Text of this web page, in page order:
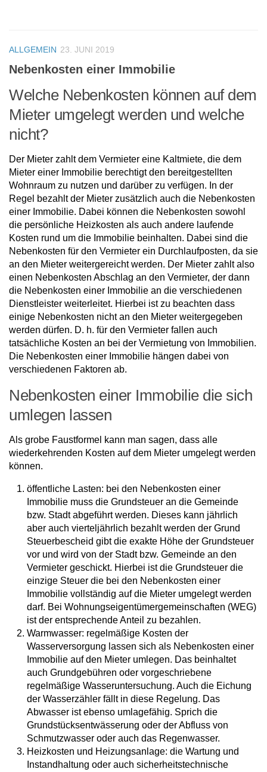
ALLGEMEIN 23. JUNI 2019
Nebenkosten einer Immobilie
Welche Nebenkosten können auf dem
Mieter umgelegt werden und welche
nicht?
Der Mieter zahlt dem Vermieter eine Kaltmiete, die dem
Mieter einer Immobilie berechtigt den bereitgestellten
Wohnraum zu nutzen und darüber zu verfügen. In der
Regel bezahlt der Mieter zusätzlich auch die Nebenkosten
einer Immobilie. Dabei können die Nebenkosten sowohl
die persönliche Heizkosten als auch andere laufende
Kosten rund um die Immobilie beinhalten. Dabei sind die
Nebenkosten für den Vermieter ein Durchlaufposten, da sie
an den Mieter weitergereicht werden. Der Mieter zahlt also
einen Nebenkosten Abschlag an den Vermieter, der dann
die Nebenkosten einer Immobilie an die verschiedenen
Dienstleister weiterleitet. Hierbei ist zu beachten dass
einige Nebenkosten nicht an den Mieter weitergegeben
werden dürfen. D. h. für den Vermieter fallen auch
tatsächliche Kosten an bei der Vermietung von Immobilien.
Die Nebenkosten einer Immobilie hängen dabei von
verschiedenen Faktoren ab.
Nebenkosten einer Immobilie die sich
umlegen lassen
Als grobe Faustformel kann man sagen, dass alle
wiederkehrenden Kosten auf dem Mieter umgelegt werden
können.
öffentliche Lasten: bei den Nebenkosten einer
Immobilie muss die Grundsteuer an die Gemeinde
bzw. Stadt abgeführt werden. Dieses kann jährlich
aber auch vierteljährlich bezahlt werden der Grund
Steuerbescheid gibt die exakte Höhe der Grundsteuer
vor und wird von der Stadt bzw. Gemeinde an den
Vermieter geschickt. Hierbei ist die Grundsteuer die
einzige Steuer die bei den Nebenkosten einer
Immobilie vollständig auf die Mieter umgelegt werden
darf. Bei Wohnungseigentümergemeinschaften (WEG)
ist der entsprechende Anteil zu bezahlen.
Warmwasser: regelmäßige Kosten der
Wasserversorgung lassen sich als Nebenkosten einer
Immobilie auf den Mieter umlegen. Das beinhaltet
auch Grundgebühren oder vorgeschriebene
regelmäßige Wasseruntersuchung. Auch die Eichung
der Wasserzähler fällt in diese Regelung. Das
Abwasser ist ebenso umlagefähig. Sprich die
Grundstücksentwässerung oder der Abfluss von
Schmutzwasser oder auch das Regenwasser.
Heizkosten und Heizungsanlage: die Wartung und
Instandhaltung oder auch sicherheitstechnische